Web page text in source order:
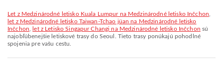
let z Medzinárodné letisko Kuala Lumpur na Medzinárodné letisko Inčchon
let z Medzinárodné letisko Taiwan-Tchao jüan na Medzinárodné letisko
Inčchon
let z Letisko Singapur Changi na Medzinárodné letisko Inčchon sú
najobľúbenejšie letiskové trasy do Seoul. Tieto trasy ponúkajú pohodlné
spojenia pre vašu cestu.